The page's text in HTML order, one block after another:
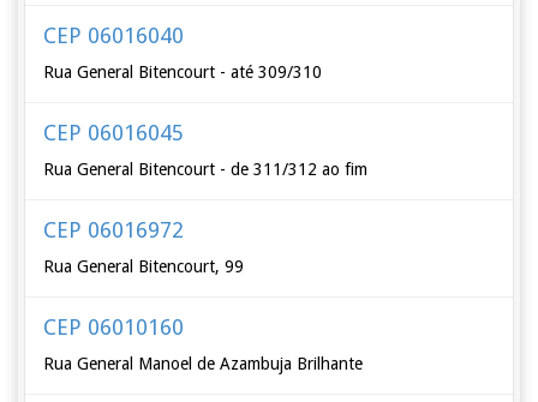
CEP 06016040
Rua General Bitencourt - até 309/310
CEP 06016045
Rua General Bitencourt - de 311/312 ao fim
CEP 06016972
Rua General Bitencourt, 99
CEP 06010160
Rua General Manoel de Azambuja Brilhante